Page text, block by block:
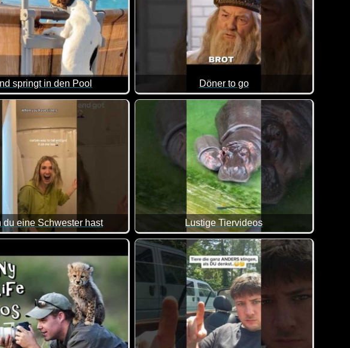
gemacht, da von allem was dabei ist. Viel Spaß damit!
springt in den Pool
Leiter zum Pool scheint den Hund nicht zu stören. Hauptsache ins Wasser :-)
Döner to go
Hier redet man dann doch ziemlich aneinander
du eine Schwester hast
Schwester hast, brauchst du keine Feinde mehr :-) Lauter wirklich lustige
Lustige Tiervideos
Es macht einfach Spaß, lustige Tiervideos